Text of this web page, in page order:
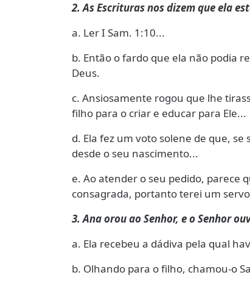
2. As Escrituras nos dizem que ela
a. Ler I Sam. 1:10...
b. Então o fardo que ela não podia
Deus.
c. Ansiosamente rogou que lhe
filho para o criar e educar para Ele...
d. Ela fez um voto solene de que,
desde o seu nascimento...
e. Ao atender o seu pedido, parece
consagrada, portanto terei um
3. Ana orou ao Senhor, e o Senhor
a. Ela recebeu a dádiva pela qual
b. Olhando para o filho, chamou-o